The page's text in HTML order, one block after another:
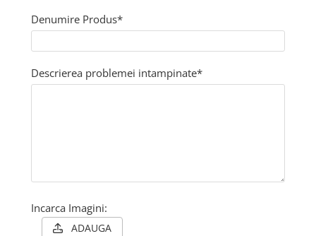
Denumire Produs*
Descrierea problemei intampinate*
Incarca Imagini:
ADAUGA